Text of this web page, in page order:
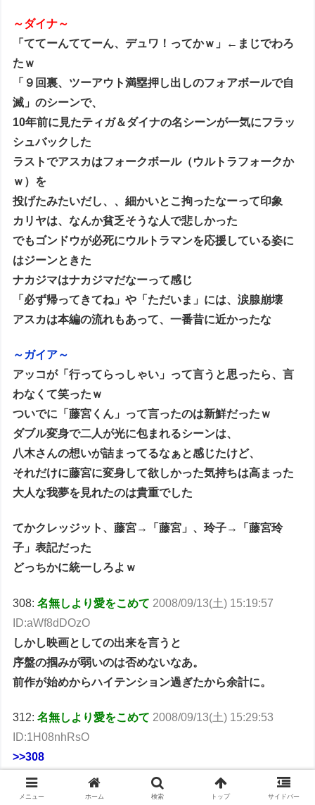
～ダイナ～
「ててーんててーん、デュワ！ってかｗ」←まじでわろ
たｗ
「９回裏、ツーアウト満塁押し出しのフォアボールで自
滅」のシーンで、
10年前に見たティガ＆ダイナの名シーンが一気にフラッ
シュバックした
ラストでアスカはフォークボール（ウルトラフォークか
ｗ）を
投げたみたいだし、、細かいとこ拘ったなーって印象
カリヤは、なんか貧乏そうな人で悲しかった
でもゴンドウが必死にウルトラマンを応援している姿に
はジーンときた
ナカジマはナカジマだなーって感じ
「必ず帰ってきてね」や「ただいま」には、涙腺崩壊
アスカは本編の流れもあって、一番昔に近かったな
～ガイア～
アッコが「行ってらっしゃい」って言うと思ったら、言
わなくて笑ったｗ
ついでに「藤宮くん」って言ったのは新鮮だったｗ
ダブル変身で二人が光に包まれるシーンは、
八木さんの想いが詰まってるなぁと感じたけど、
それだけに藤宮に変身して欲しかった気持ちは高まった
大人な我夢を見れたのは貴重でした
てかクレッジット、藤宮→「藤宮」、玲子→「藤宮玲
子」表記だった
どっちかに統一しろよｗ
308:名無しより愛をこめて 2008/09/13(土) 15:19:57
ID:aWf8dDOzO
しかし映画としての出来を言うと
序盤の掴みが弱いのは否めないなあ。
前作が始めからハイテンション過ぎたから余計に。
312:名無しより愛をこめて 2008/09/13(土) 15:29:53
ID:1H08nhRsO
>>308
前作に限らず、オリジナル劇場版全11作のほとんどが
戦闘シーンからスタートするから、その点は拍子抜けだ
メニュー ホーム 検索 トップ サイドバー